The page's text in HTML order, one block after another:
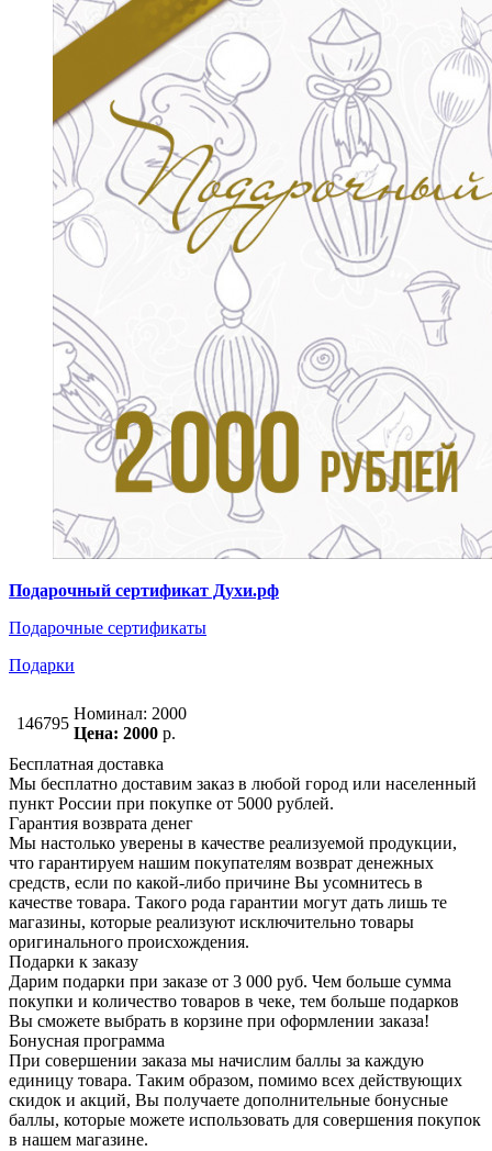
Подарочный сертификат Духи.рф
Подарочные сертификаты
Подарки
146795
Номинал: 2000
Цена: 2000 р.
Бесплатная доставка
Мы бесплатно доставим заказ в любой город или населенный
пункт России при покупке от 5000 рублей.
Гарантия возврата денег
Мы настолько уверены в качестве реализуемой продукции,
что гарантируем нашим покупателям возврат денежных
средств, если по какой-либо причине Вы усомнитесь в
качестве товара. Такого рода гарантии могут дать лишь те
магазины, которые реализуют исключительно товары
оригинального происхождения.
Подарки к заказу
Дарим подарки при заказе от 3 000 руб. Чем больше сумма
покупки и количество товаров в чеке, тем больше подарков
Вы сможете выбрать в корзине при оформлении заказа!
Бонусная программа
При совершении заказа мы начислим баллы за каждую
единицу товара. Таким образом, помимо всех действующих
скидок и акций, Вы получаете дополнительные бонусные
баллы, которые можете использовать для совершения покупок
в нашем магазине.